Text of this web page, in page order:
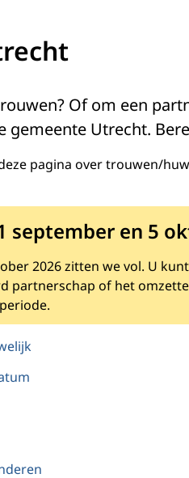
Of om een
gemeente Utrecht.
pagina over trouwen/
september en 5
2026 zitten we vol. U
partnerschap of het